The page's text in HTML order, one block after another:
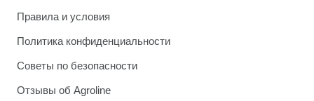
Правила и условия
Политика конфиденциальности
Советы по безопасности
Отзывы об Agroline